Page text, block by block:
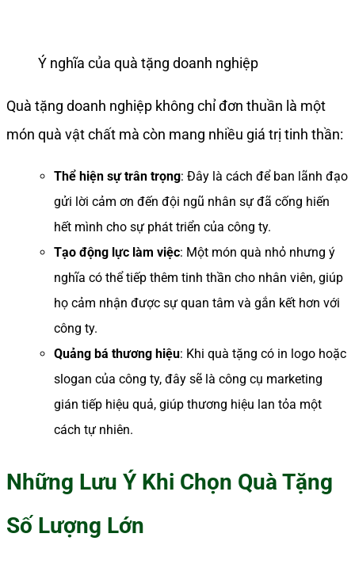
Ý nghĩa của quà tặng doanh nghiệp
Quà tặng doanh nghiệp không chỉ đơn thuần là một
món quà vật chất mà còn mang nhiều giá trị tinh thần:
Thể hiện sự trân trọng: Đây là cách để ban lãnh đạo
gửi lời cảm ơn đến đội ngũ nhân sự đã cống hiến
hết mình cho sự phát triển của công ty.
Tạo động lực làm việc: Một món quà nhỏ nhưng ý
nghĩa có thể tiếp thêm tinh thần cho nhân viên, giúp
họ cảm nhận được sự quan tâm và gắn kết hơn với
công ty.
Quảng bá thương hiệu: Khi quà tặng có in logo hoặc
slogan của công ty, đây sẽ là công cụ marketing
gián tiếp hiệu quả, giúp thương hiệu lan tỏa một
cách tự nhiên.
Những Lưu Ý Khi Chọn Quà Tặng
Số Lượng Lớn